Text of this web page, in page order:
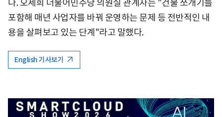
다. 오세희 더불어민주당 의원실 관계자는 "건물 쪼개기를
포함해 매년 사업자를 바꿔 운영하는 문제 등 전반적인 내
용을 살펴보고 있는 단계"라고 말했다.
English 기사보기